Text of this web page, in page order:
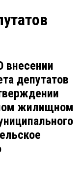
внесении
депутатов
жилищном